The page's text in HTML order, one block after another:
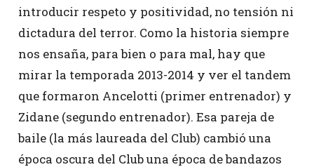
introducir respeto y positividad, no tensión ni
dictadura del terror. Como la historia siempre
nos ensaña, para bien o para mal, hay que
mirar la temporada 2013-2014 y ver el tandem
que formaron Ancelotti (primer entrenador) y
Zidane (segundo entrenador). Esa pareja de
baile (la más laureada del Club) cambió una
época oscura del Club una época de bandazos